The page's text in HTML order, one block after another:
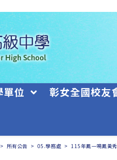
單位 彰女全國校友
> 所有公告 > 05.學務處 > 115年鳳一鳴鳳黃